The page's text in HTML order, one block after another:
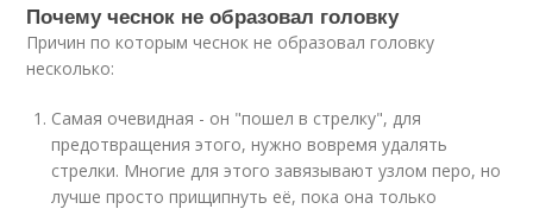
Почему чеснок не образовал головку
Причин по которым чеснок не образовал головку
несколько:
Самая очевидная - он "пошел в стрелку", для
предотвращения этого, нужно вовремя удалять
стрелки. Многие для этого завязывают узлом перо, но
лучше просто прищипнуть её, пока она только